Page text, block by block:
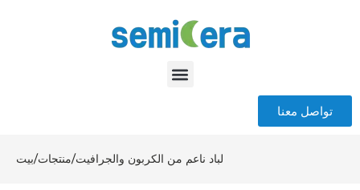
تواصل معنا
بيت/منتجات/لباد ناعم من الكربون والجرافيت